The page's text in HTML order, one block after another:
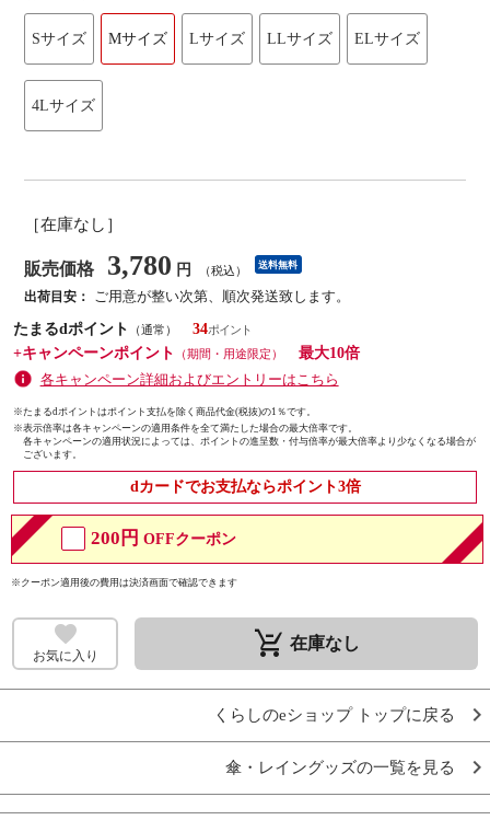
Sサイズ Mサイズ Lサイズ LLサイズ ELサイズ
4Lサイズ
［在庫なし］
販売価格 3,780 円 （税込） 送料無料
出荷目安：
ご用意が整い次第、順次発送致します。
たまるdポイント
（通常）
34
+キャンペーンポイント
（期間・用途限定）
最大10倍
各キャンペーン詳細およびエントリーはこちら
※たまるdポイントはポイント支払を除く商品代金(税抜)の1％です。
※表示倍率は各キャンペーンの適用条件を全て満たした場合の最大倍率です。
各キャンペーンの適用状況によっては、ポイントの進呈数・付与倍率が最大倍率より少なくなる場合が
ございます。
dカードでお支払ならポイント3倍
200円 OFFクーポン
※クーポン適用後の費用は決済画面で確認できます
お気に入り remove_shopping_cart 在庫なし
くらしのeショップ トップに戻る
傘・レイングッズの一覧を見る